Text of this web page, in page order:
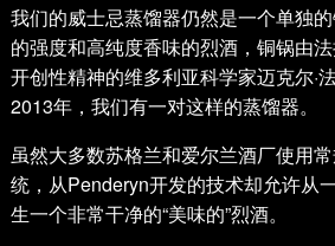
我们的威士忌蒸馏器仍然是一个单独
的强度和高纯度香味的烈酒，铜锅由
开创性精神的维多利亚科学家迈克尔·
2013年，我们有一对这样的蒸馏器。
虽然大多数苏格兰和爱尔兰酒厂使用
统，从Penderyn开发的技术却允许从
生一个非常干净的“美味的”烈酒。